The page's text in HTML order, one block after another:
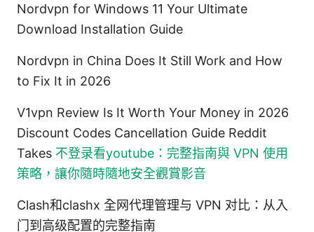
Nordvpn for Windows 11 Your Ultimate
Download Installation Guide
Nordvpn in China Does It Still Work and How
to Fix It in 2026
V1vpn Review Is It Worth Your Money in 2026
Discount Codes Cancellation Guide Reddit
Takes 不登录看youtube：完整指南與 VPN 使用
策略，讓你隨時隨地安全觀賞影音
Clash和clashx 全网代理管理与 VPN 对比：从入
门到高级配置的完整指南